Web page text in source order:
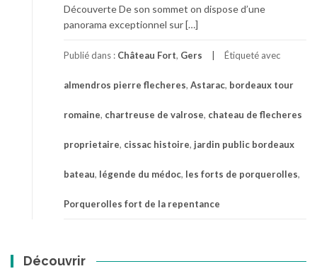
Découverte De son sommet on dispose d’une
panorama exceptionnel sur […]
Publié dans : Château Fort, Gers Étiqueté avec
almendros pierre flecheres, Astarac, bordeaux tour
romaine, chartreuse de valrose, chateau de flecheres
proprietaire, cissac histoire, jardin public bordeaux
bateau, légende du médoc, les forts de porquerolles,
Porquerolles fort de la repentance
Découvrir